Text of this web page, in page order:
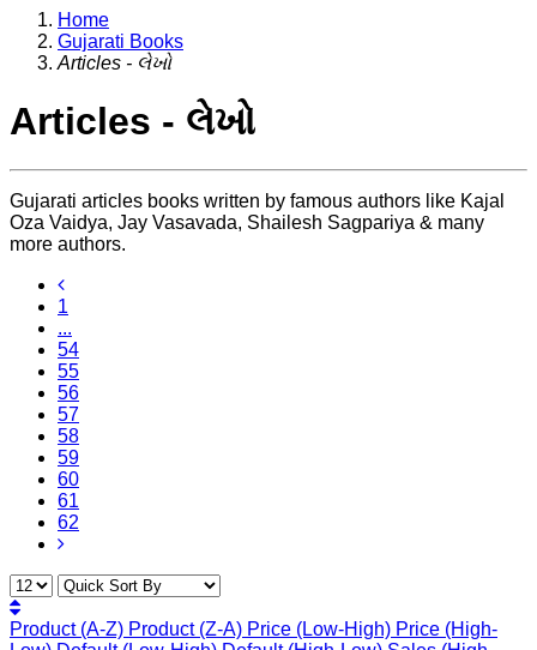
Home
Gujarati Books
Articles - લેખો
Articles - લેખો
Gujarati articles books written by famous authors like Kajal
Oza Vaidya, Jay Vasavada, Shailesh Sagpariya & many
more authors.
1
...
54
55
56
57
58
59
60
61
62
Product (A-Z) Product (Z-A) Price (Low-High) Price (High-